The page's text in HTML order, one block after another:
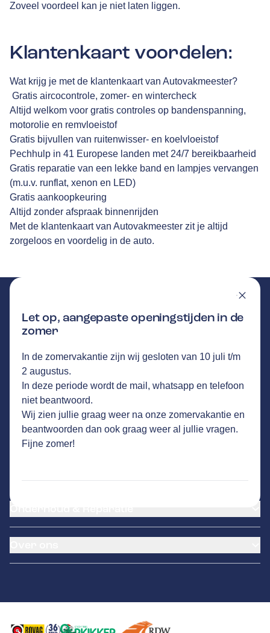
Zoveel voordeel kan je niet laten liggen.
Klantenkaart voordelen:
Wat krijg je met de klantenkaart van Autovakmeester?
Gratis aircocontrole, zomer- en wintercheck
Altijd welkom voor gratis controles op bandenspanning,
motorolie en remvloeistof
Gratis bijvullen van ruitenwisser- en koelvloeistof
Pechhulp in 41 Europese landen met 24/7 bereikbaarheid
Gratis reparatie van een lekke band en lampjes vervangen
(m.u.v. runflat, xenon en LED)
Gratis aankoopkeuring
Altijd zonder afspraak binnenrijden
Met de klantenkaart van Autovakmeester zit je altijd
zorgeloos en voordelig in de auto.
Let op, aangepaste openingstijden in de
zomer
In de zomervakantie zijn wij gesloten van 10 juli t/m
2 augustus.
In deze periode wordt de mail, whatsapp en telefoon
niet beantwoord.
Wij zien jullie graag weer na onze zomervakantie en
beantwoorden dan ook graag weer al jullie vragen.
Fijne zomer!
GA NAAR DE HOMEPAGINA
Route
Hogeweg 23,5411 LPZeeland
Vandaag open tot 18:00 uur
26klanten waarderen Autovakmeester
Autobedrijf Hontec gemiddeld met een 9.1
Airco service
Banden service
Klantenkaart
Schade en reparatie